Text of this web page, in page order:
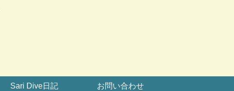
Sari Dive日記 お問い合わせ